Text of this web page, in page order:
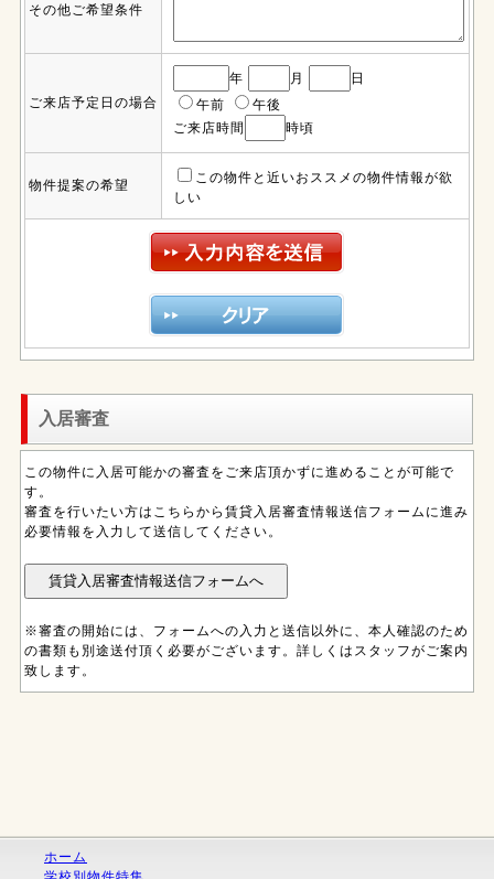
その他ご希望条件
ご来店予定日の場合
年 月
日
午前
午後
ご来店時間
時頃
物件提案の希望
この物件と近いおススメの物件情報が欲
しい
入居審査
この物件に入居可能かの審査をご来店頂かずに進めることが可能で
す。
審査を行いたい方はこちらから賃貸入居審査情報送信フォームに進み
必要情報を入力して送信してください。
※審査の開始には、フォームへの入力と送信以外に、本人確認のため
の書類も別途送付頂く必要がございます。詳しくはスタッフがご案内
致します。
ホーム